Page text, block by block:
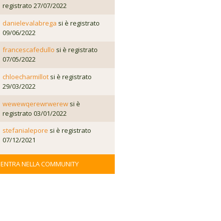
registrato 27/07/2022
danielevalabrega si è registrato
09/06/2022
francescafedullo si è registrato
07/05/2022
chloecharmillot si è registrato
29/03/2022
wewewqerewrwerew si è
registrato 03/01/2022
stefanialepore si è registrato
07/12/2021
ENTRA NELLA COMMUNITY